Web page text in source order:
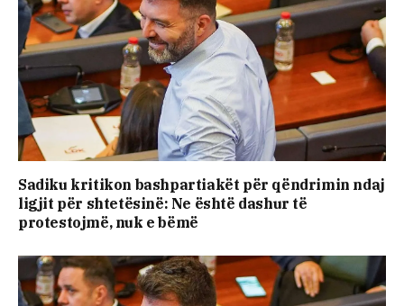
Sadiku kritikon bashpartiakët për qëndrimin ndaj
ligjit për shtetësinë: Ne është dashur të
protestojmë, nuk e bëmë